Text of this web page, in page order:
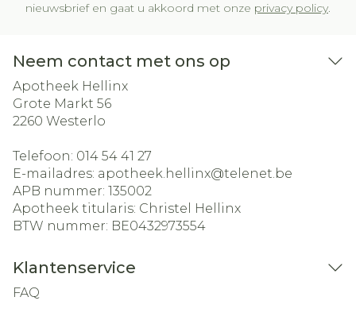
nieuwsbrief en gaat u akkoord met onze privacy policy.
Neem contact met ons op
Apotheek Hellinx
Grote Markt 56
2260 Westerlo
Telefoon: 014 54 41 27
E-mailadres: apotheek.hellinx@telenet.be
APB nummer: 135002
Apotheek titularis: Christel Hellinx
BTW nummer: BE0432973554
Klantenservice
FAQ